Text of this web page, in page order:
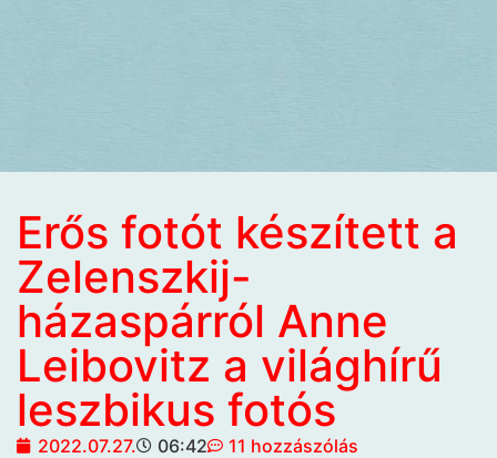
Erős fotót készített a
Zelenszkij-
házaspárról Anne
Leibovitz a világhírű
leszbikus fotós
2022.07.27. 06:42 11 hozzászólás